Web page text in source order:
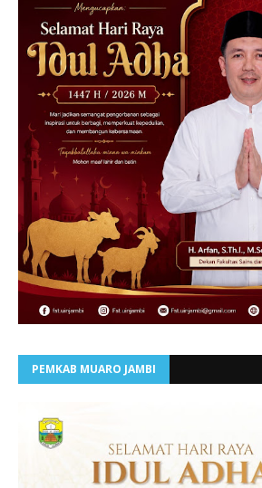
PEMKAB MUARO JAMBI